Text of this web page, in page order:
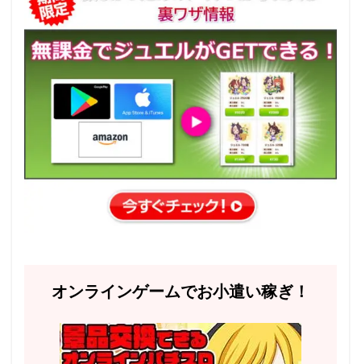
オンラインゲームでお小遣い稼ぎ！